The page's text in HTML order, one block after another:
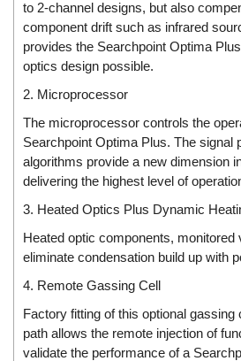
Dold Vietnam
Dongdo Tech
Donghwa Valve
Dongkun
Dosing Pump
DR. NEUMANN Peltier-Technik
Driesen Kern
Dropsa Vietnam
Druck
DSTI
DUCATI
Duclean
Dukin Besko
to 2-channel designs, but also
component drift such as infrared
provides the Searchpoint Optima
optics design possible.
2. Microprocessor
The microprocessor controls the
Searchpoint Optima Plus. The signal
algorithms provide a new dimension
delivering the highest level of
3. Heated Optics Plus Dynamic
Heated optic components, monitored
eliminate condensation build up with
4. Remote Gassing Cell
Factory fitting of this optional gassing
path allows the remote injection of
validate the performance of a